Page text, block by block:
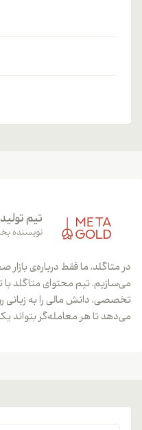
تیم
نویسنده
در متاگلد، ما فقط درباره‌ی
می‌سازیم. تیم محتوای متاگلد
تخصصی، دانش مالی را به زبانی
می‌دهد تا هر معامله‌گر بتواند